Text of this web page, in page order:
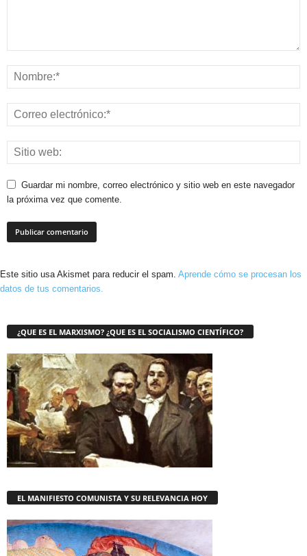
Guardar mi nombre, correo electrónico y sitio web en este navegador
la próxima vez que comente.
Este sitio usa Akismet para reducir el spam. Aprende cómo se procesan los
datos de tus comentarios.
¿QUE ES EL MARXISMO? ¿QUE ES EL SOCIALISMO CIENTÍFICO?
EL MANIFIESTO COMUNISTA Y SU RELEVANCIA HOY